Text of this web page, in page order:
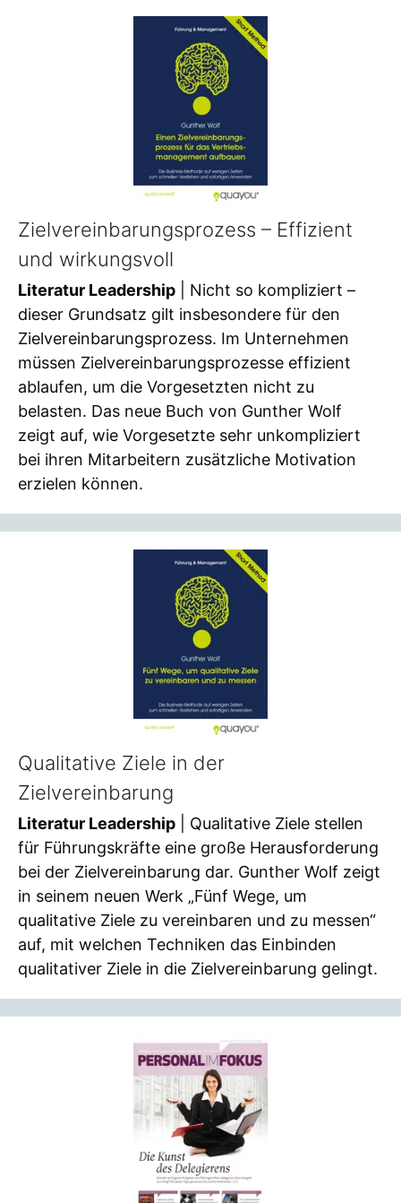
Zielvereinbarungsprozess – Effizient
und wirkungsvoll
Literatur Leadership | Nicht so kompliziert –
dieser Grundsatz gilt insbesondere für den
Zielvereinbarungsprozess. Im Unternehmen
müssen Zielvereinbarungsprozesse effizient
ablaufen, um die Vorgesetzten nicht zu
belasten. Das neue Buch von Gunther Wolf
zeigt auf, wie Vorgesetzte sehr unkompliziert
bei ihren Mitarbeitern zusätzliche Motivation
erzielen können.
Qualitative Ziele in der
Zielvereinbarung
Literatur Leadership | Qualitative Ziele stellen
für Führungskräfte eine große Herausforderung
bei der Zielvereinbarung dar. Gunther Wolf zeigt
in seinem neuen Werk „Fünf Wege, um
qualitative Ziele zu vereinbaren und zu messen“
auf, mit welchen Techniken das Einbinden
qualitativer Ziele in die Zielvereinbarung gelingt.